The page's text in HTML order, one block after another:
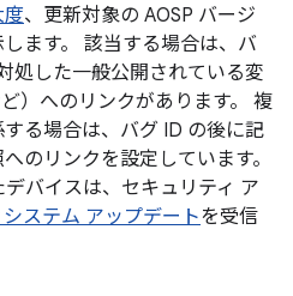
度、更新対象の AOSP バージ
ます。 該当する場合は、バ
処した一般公開されている変
）へのリンクがあります。 複
る場合は、バグ ID の後に記
のリンクを設定しています。
バイスは、セキュリティ ア
ステム アップデートを受信